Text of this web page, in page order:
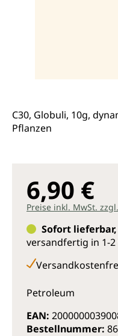
C30, Globuli, 10g,
Pflanzen
6,90 €
Preise inkl. MwSt.
Sofort lieferbar,
versandfertig in 1-
Petroleum
EAN:
Bestellnummer: